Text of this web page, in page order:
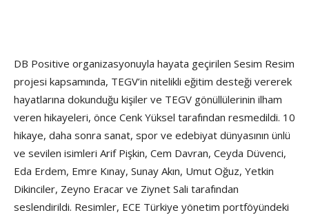
DB Positive organizasyonuyla hayata geçirilen Sesim Resim
projesi kapsamında, TEGV’in nitelikli eğitim desteği vererek
hayatlarına dokunduğu kişiler ve TEGV gönüllülerinin ilham
veren hikayeleri, önce Cenk Yüksel tarafından resmedildi. 10
hikaye, daha sonra sanat, spor ve edebiyat dünyasının ünlü
ve sevilen isimleri Arif Pişkin, Cem Davran, Ceyda Düvenci,
Eda Erdem, Emre Kınay, Sunay Akın, Umut Oğuz, Yetkin
Dikinciler, Zeyno Eracar ve Ziynet Sali tarafından
seslendirildi. Resimler, ECE Türkiye yönetim portföyündeki